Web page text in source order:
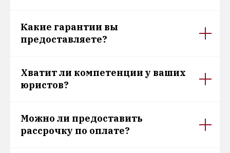
Какие гарантии вы
предоставляете?
Хватит ли компетенции у ваших
юристов?
Можно ли предоставить
рассрочку по оплате?